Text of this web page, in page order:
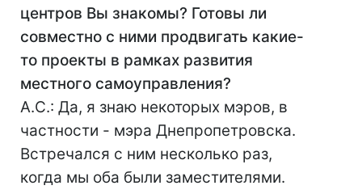
центров Вы знакомы? Готовы ли
совместно с ними продвигать какие-
то проекты в рамках развития
местного самоуправления?
А.С.: Да, я знаю некоторых мэров, в
частности - мэра Днепропетровска.
Встречался с ним несколько раз,
когда мы оба были заместителями.